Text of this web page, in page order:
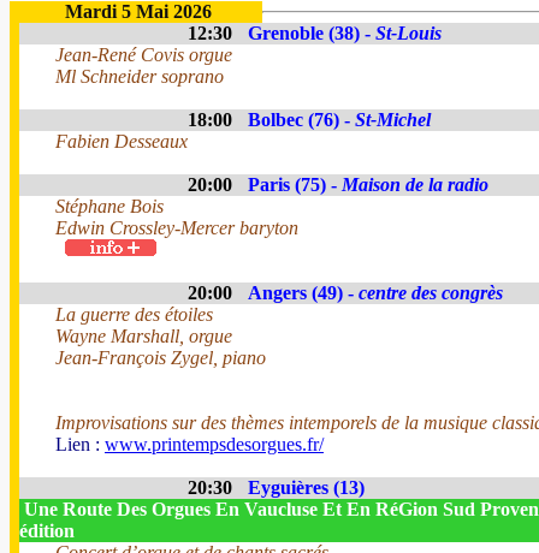
Mardi 5 Mai 2026
12:30
Grenoble (38) - St-Louis
Jean-René Covis orgue
Ml Schneider soprano
18:00 Bolbec (76) - St-Michel
Fabien Desseaux
20:00 Paris (75) - Maison de la radio
Stéphane Bois
Edwin Crossley-Mercer baryton
20:00 Angers (49) - centre des congrès
La guerre des étoiles
Wayne Marshall, orgue
Jean-François Zygel, piano
Improvisations sur des thèmes intemporels de la musique
Lien : www.printempsdesorgues.fr/
20:30
Eyguières (13)
Une Route Des Orgues En Vaucluse Et En RéGion Sud
édition